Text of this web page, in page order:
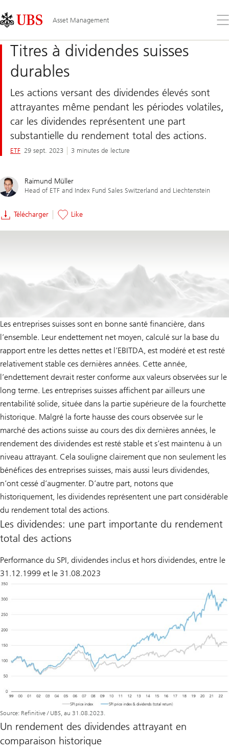
Links
Area
Asset Management
le
Titres à dividendes suisses
durables
Les actions versant des dividendes élevés sont
attrayantes même pendant les périodes volatiles,
car les dividendes représentent une part
substantielle du rendement total des actions.
ETF 29 sept. 2023 3 minutes de lecture
Raimund Müller
Head of ETF and Index Fund Sales Switzerland and Liechtenstein
Télécharger Like
Les entreprises suisses sont en bonne santé financière, dans
l’ensemble. Leur endettement net moyen, calculé sur la base du
rapport entre les dettes nettes et l’EBITDA, est modéré et est resté
relativement stable ces dernières années. Cette année,
l’endettement devrait rester conforme aux valeurs observées sur le
long terme. Les entreprises suisses affichent par ailleurs une
rentabilité solide, située dans la partie supérieure de la fourchette
historique. Malgré la forte hausse des cours observée sur le
marché des actions suisse au cours des dix dernières années, le
rendement des dividendes est resté stable et s’est maintenu à un
niveau attrayant. Cela souligne clairement que non seulement les
bénéfices des entreprises suisses, mais aussi leurs dividendes,
n’ont cessé d’augmenter. D’autre part, notons que
historiquement, les dividendes représentent une part considérable
du rendement total des actions.
Les dividendes: une part importante du rendement
total des actions
Performance du SPI, dividendes inclus et hors dividendes, entre le
31.12.1999 et le 31.08.2023
Source: Refinitive / UBS, au 31.08.2023.
Un rendement des dividendes attrayant en
comparaison historique